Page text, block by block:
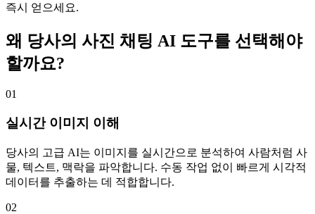
즉시 얻으세요.
왜 당사의 사진 채팅 AI 도구를 선택해야
할까요?
01
실시간 이미지 이해
당사의 고급 AI는 이미지를 실시간으로 분석하여 사람처럼 사
물, 텍스트, 맥락을 파악합니다. 수동 작업 없이 빠르게 시각적
데이터를 추출하는 데 적합합니다.
02